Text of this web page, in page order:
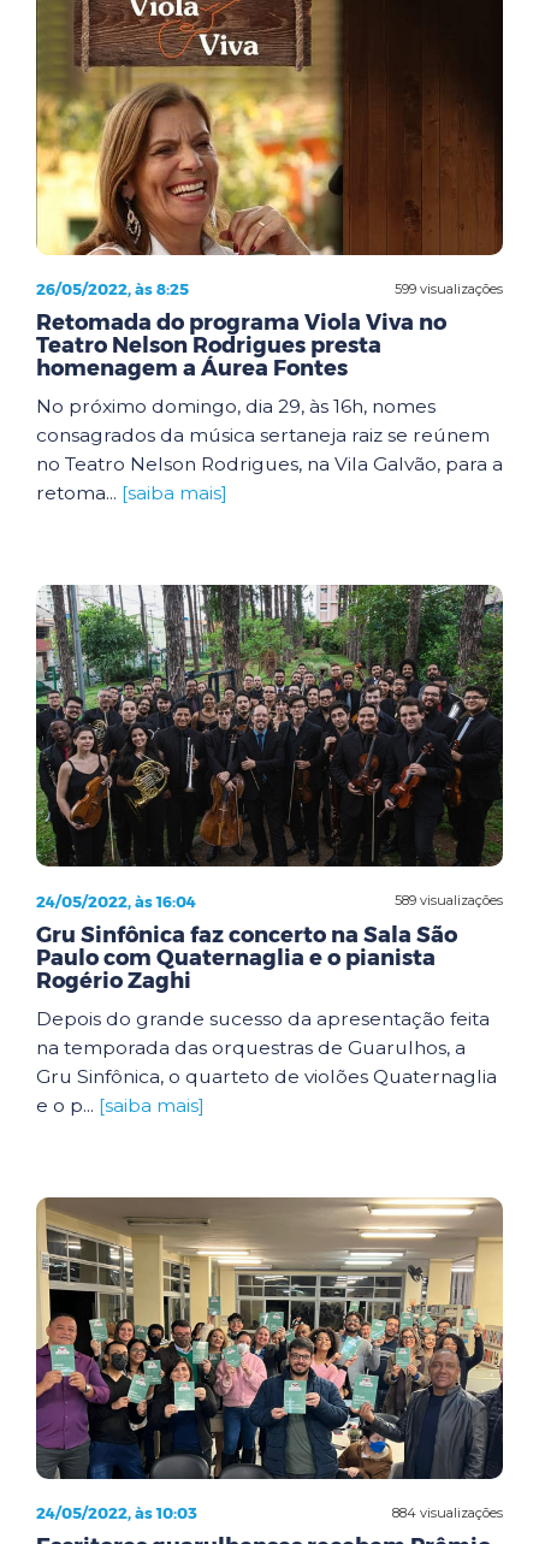
599 visualizações
26/05/2022, às 8:25
Retomada do programa Viola Viva no
Teatro Nelson Rodrigues presta
homenagem a Áurea Fontes
No próximo domingo, dia 29, às 16h, nomes
consagrados da música sertaneja raiz se reúnem
no Teatro Nelson Rodrigues, na Vila Galvão, para a
retoma... [saiba mais]
589 visualizações
24/05/2022, às 16:04
Gru Sinfônica faz concerto na Sala São
Paulo com Quaternaglia e o pianista
Rogério Zaghi
Depois do grande sucesso da apresentação feita
na temporada das orquestras de Guarulhos, a
Gru Sinfônica, o quarteto de violões Quaternaglia
e o p... [saiba mais]
884 visualizações
24/05/2022, às 10:03